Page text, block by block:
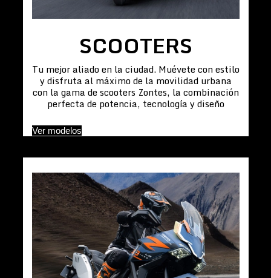
SCOOTERS
Tu mejor aliado en la ciudad. Muévete con estilo
y disfruta al máximo de la movilidad urbana
con la gama de scooters Zontes, la combinación
perfecta de potencia, tecnología y diseño
Ver modelos